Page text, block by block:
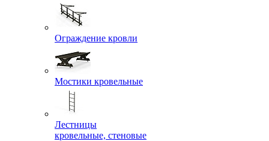
Ограждение кровли
Мостики кровельные
Лестницы
кровельные, стеновые